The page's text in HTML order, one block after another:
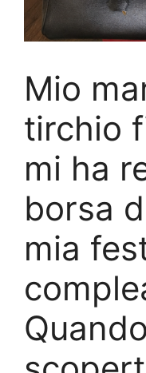
Mio
tirchio
mi ha
borsa
mia